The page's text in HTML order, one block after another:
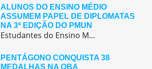
ALUNOS DO ENSINO MÉDIO
ASSUMEM PAPEL DE DIPLOMATAS
NA 3ª EDIÇÃO DO PMUN
Estudantes do Ensino Médio do Colégio Pentágono protagonizaram uma simulação da ONU, defendendo posições de países em comitês temáticos e vivenciando, na prática, negociações diplomáticas multilíngues.
PENTÁGONO CONQUISTA 38
MEDALHAS NA OBA